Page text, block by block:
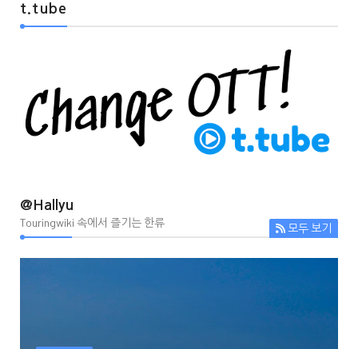
t.tube
@Hallyu
Touringwiki 속에서 즐기는 한류 모두 보기